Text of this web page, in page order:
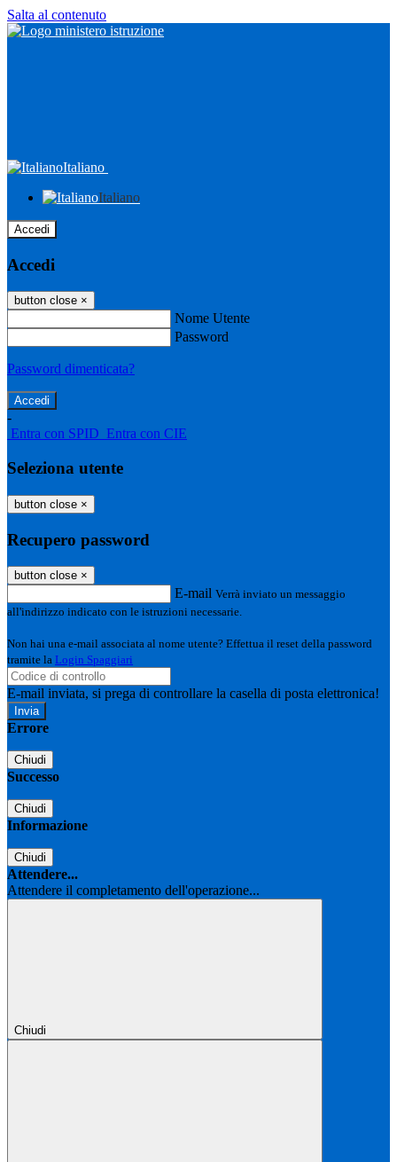
Salta al contenuto
Italiano
Italiano
Accedi
Accedi
button close ×
Nome Utente
Password
Password dimenticata?
-
Entra con SPID Entra con CIE
Seleziona utente
button close ×
Recupero password
button close ×
E-mail Verrà inviato un messaggio
all'indirizzo indicato con le istruzioni necessarie.
Non hai una e-mail associata al nome utente? Effettua il reset della password
tramite la Login Spaggiari
E-mail inviata, si prega di controllare la casella di posta elettronica!
Errore
Chiudi
Successo
Chiudi
Informazione
Chiudi
Attendere...
Attendere il completamento dell'operazione...
Chiudi